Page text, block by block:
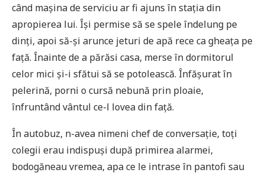
când mașina de serviciu ar fi ajuns în stația din
apropierea lui. Își permise să se spele îndelung pe
dinți, apoi să-și arunce jeturi de apă rece ca gheața pe
față. Înainte de a părăsi casa, merse în dormitorul
celor mici și-i sfătui să se potolească. Înfășurat în
pelerină, porni o cursă nebună prin ploaie,
înfruntând vântul ce-l lovea din față.
În autobuz, n-avea nimeni chef de conversație, toți
colegii erau indispuși după primirea alarmei,
bodogăneau vremea, apa ce le intrase în pantofi sau